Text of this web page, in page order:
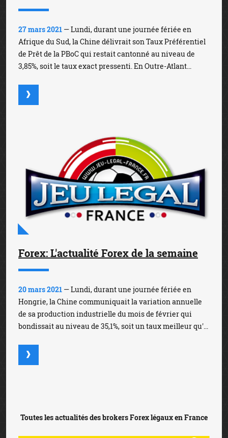
27 mars 2021 — Lundi, durant une journée fériée en
Afrique du Sud, la Chine délivrait son Taux Préférentiel
de Prêt de la PBoC qui restait cantonné au niveau de
3,85%, soit le taux exact pressenti. En Outre-Atlant...
Forex: L'actualité Forex de la semaine
20 mars 2021 — Lundi, durant une journée fériée en
Hongrie, la Chine communiquait la variation annuelle
de sa production industrielle du mois de février qui
bondissait au niveau de 35,1%, soit un taux meilleur qu'...
Toutes les actualités des brokers Forex légaux en France